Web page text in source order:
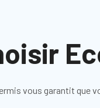
vous garantit que